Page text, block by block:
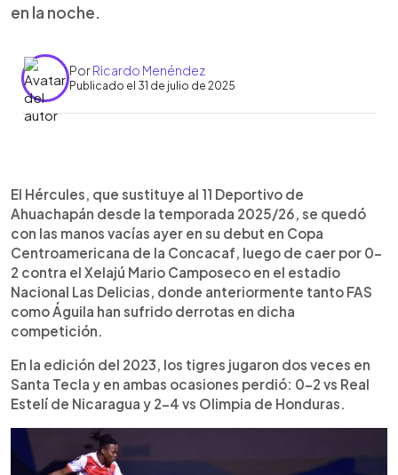
en la noche.
PorRicardo Menéndez
Publicado el 31 de julio de 2025
► Escuchar artículo
El Hércules, que sustituye al 11 Deportivo de
Ahuachapán desde la temporada 2025/26, se quedó
con las manos vacías ayer en su debut en Copa
Centroamericana de la Concacaf, luego de caer por 0-
2 contra el Xelajú Mario Camposeco en el estadio
Nacional Las Delicias, donde anteriormente tanto FAS
como Águila han sufrido derrotas en dicha
competición.
En la edición del 2023, los tigres jugaron dos veces en
Santa Tecla y en ambas ocasiones perdió: 0-2 vs Real
Estelí de Nicaragua y 2-4 vs Olimpia de Honduras.